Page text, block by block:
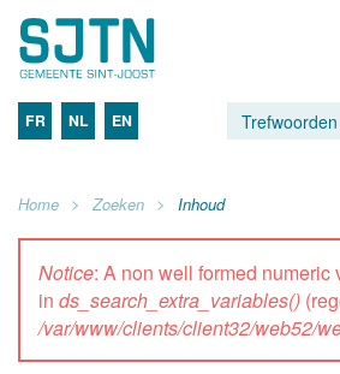
FR NL EN
Home Zoeken Inhoud
Notice: A non well formed numeric
in ds_search_extra_variables()
/var/www/clients/client32/web52/